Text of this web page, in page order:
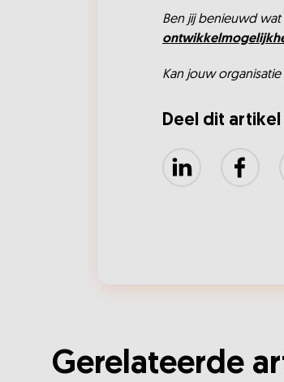
Ben jij benieuwd wat
Kan jouw
Deel dit artikel
LinkedIn
Gerelateerde